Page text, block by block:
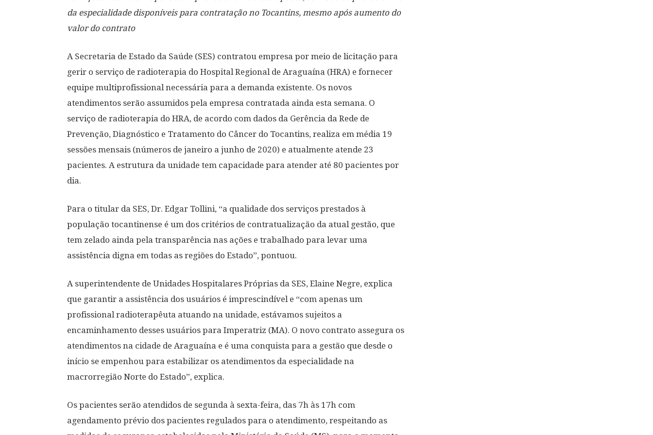
da especialidade disponíveis para contratação no Tocantins, mesmo após aumento do
valor do contrato
A Secretaria de Estado da Saúde (SES) contratou empresa por meio de licitação para
gerir o serviço de radioterapia do Hospital Regional de Araguaína (HRA) e fornecer
equipe multiprofissional necessária para a demanda existente. Os novos
atendimentos serão assumidos pela empresa contratada ainda esta semana. O
serviço de radioterapia do HRA, de acordo com dados da Gerência da Rede de
Prevenção, Diagnóstico e Tratamento do Câncer do Tocantins, realiza em média 19
sessões mensais (números de janeiro a junho de 2020) e atualmente atende 23
pacientes. A estrutura da unidade tem capacidade para atender até 80 pacientes por
dia.
Para o titular da SES, Dr. Edgar Tollini, “a qualidade dos serviços prestados à
população tocantinense é um dos critérios de contratualização da atual gestão, que
tem zelado ainda pela transparência nas ações e trabalhado para levar uma
assistência digna em todas as regiões do Estado”, pontuou.
A superintendente de Unidades Hospitalares Próprias da SES, Elaine Negre, explica
que garantir a assistência dos usuários é imprescindível e “com apenas um
profissional radioterapêuta atuando na unidade, estávamos sujeitos a
encaminhamento desses usuários para Imperatriz (MA). O novo contrato assegura os
atendimentos na cidade de Araguaína e é uma conquista para a gestão que desde o
início se empenhou para estabilizar os atendimentos da especialidade na
macrorregião Norte do Estado”, explica.
Os pacientes serão atendidos de segunda à sexta-feira, das 7h às 17h com
agendamento prévio dos pacientes regulados para o atendimento, respeitando as